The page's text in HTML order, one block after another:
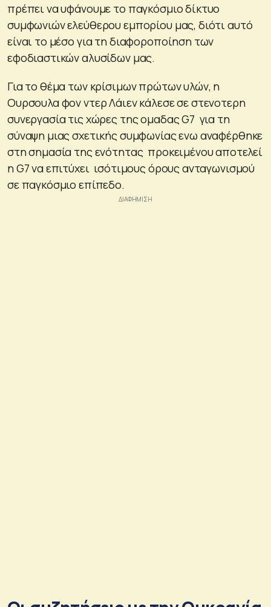
πρέπει να υφάνουμε το παγκόσμιο δίκτυο
συμφωνιών ελεύθερου εμπορίου μας, διότι αυτό
είναι το μέσο για τη διαφοροποίηση των
εφοδιαστικών αλυσίδων μας.
Για το θέμα των κρίσιμων πρώτων υλών, η
Ουρσουλα φον ντερ Λάιεν κάλεσε σε στενοτερη
συνεργασία τις χώρες της ομαδας G7 για τη
σύναψη μιας σχετικής συμφωνίας ενω αναφέρθηκε
στη σημασία της ενότητας προκειμένου αποτελεί
η G7 να επιτύχει ισότιμους όρους ανταγωνισμού
σε παγκόσμιο επίπεδο.